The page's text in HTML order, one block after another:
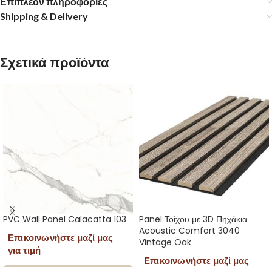
Shipping & Delivery
Σχετικά προϊόντα
PVC Wall Panel Calacatta 103
Επικοινωνήστε μαζί μας
για τιμή
Panel Τοίχου με 3D Πηχάκια
Acoustic Comfort 3040
Vintage Oak
Επικοινωνήστε μαζί μας